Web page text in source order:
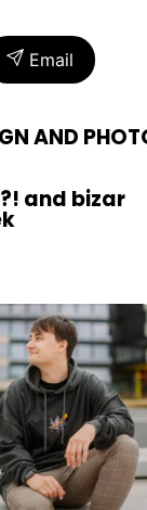
Email
AND
and bizar